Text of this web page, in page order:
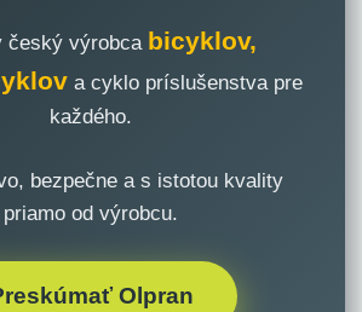
český výrobca bicyklov,
a cyklo príslušenstva pre
každého.
bezpečne a s istotou kvality
priamo od výrobcu.
Olpran